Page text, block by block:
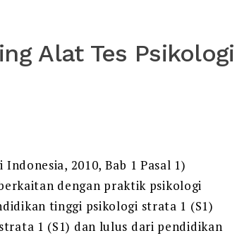
Alat Tes Psikologi
2010, Bab 1 Pasal 1)
dengan praktik psikologi
tinggi psikologi strata 1 (S1)
1 (S1) dan lulus dari pendidikan